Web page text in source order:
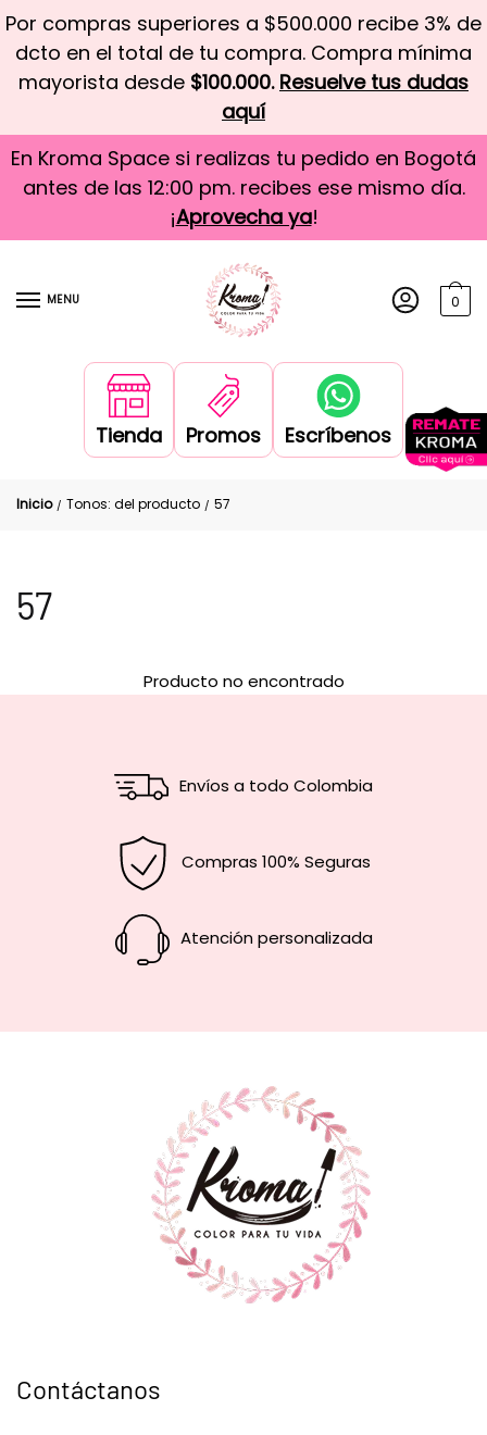
Por compras superiores a $500.000 recibe 3% de
dcto en el total de tu compra. Compra mínima
mayorista desde $100.000. Resuelve tus dudas
aquí
En Kroma Space si realizas tu pedido en Bogotá
antes de las 12:00 pm. recibes ese mismo día.
¡Aprovecha ya!
MENU 0
Tienda Promos Escríbenos
Inicio / Tonos: del producto / 57
57
Producto no encontrado
Envíos a todo Colombia
Compras 100% Seguras
Atención personalizada
Contáctanos